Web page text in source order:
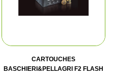
CARTOUCHES
BASCHIERI&PELLAGRI F2 FLASH